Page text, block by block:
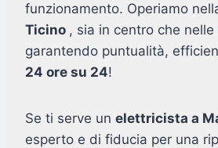
funzionamento. Operiamo
Ticino , sia in centro che
garantendo puntualità,
24 ore su 24!
Se ti serve un elettricista a
esperto e di fiducia per una